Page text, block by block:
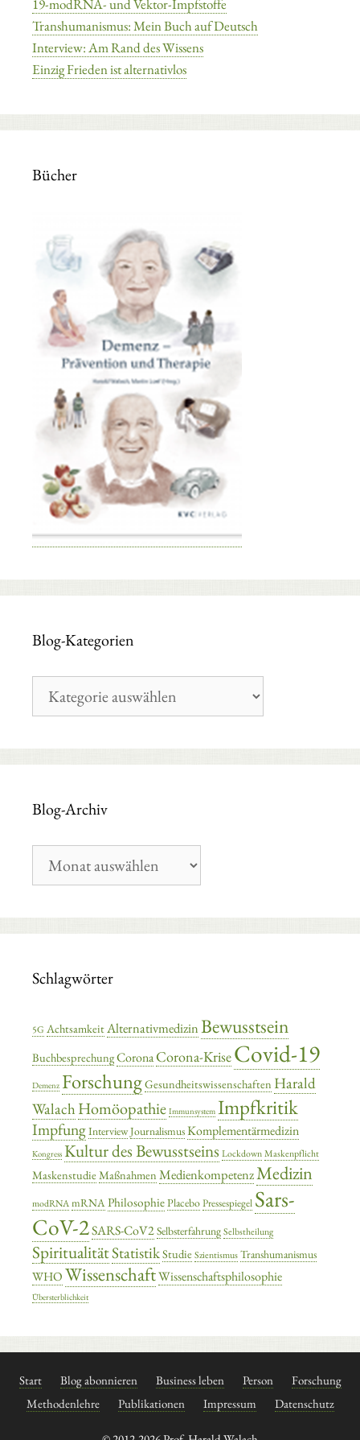
19-modRNA- und Vektor-Impfstoffe
Transhumanismus: Mein Buch auf Deutsch
Interview: Am Rand des Wissens
Einzig Frieden ist alternativlos
Bücher
Blog-Kategorien
Kategorien
Blog-Archiv
Archiv
Schlagwörter
5G AchtsamkeitAlternativmedizinBewusstsein
BuchbesprechungCoronaCorona-KriseCovid-19
Demenz ForschungGesundheitswissenschaften Harald
Walach Homöopathie Immunsystem Impfkritik
ImpfungInterviewJournalismusKomplementärmedizin
Kongress Kultur des Bewusstseins LockdownMaskenpflicht
MaskenstudieMaßnahmen MedienkompetenzMedizin
modRNAmRNAPhilosophiePlaceboPressespiegel Sars-
CoV-2SARS-CoV2SelbsterfahrungSelbstheilung
SpiritualitätStatistikStudieSzientismusTranshumanismus
WHO WissenschaftWissenschaftsphilosophie
Übersterblichkeit
Start Blog abonnieren Business leben Person
Forschung
Methodenlehre
Publikationen Impressum Datenschutz